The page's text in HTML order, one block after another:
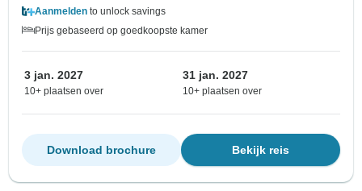
Aanmelden to unlock savings
Prijs gebaseerd op goedkoopste kamer
3 jan. 2027
10+ plaatsen over
31 jan. 2027
10+ plaatsen over
Bekijk reis
Download brochure